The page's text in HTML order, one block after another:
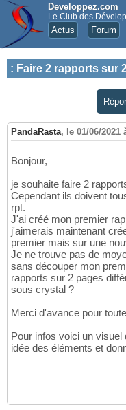
Developpez.com
Le Club des
Actus Forum
: Faire 2 rapports sur
PandaRasta, le 01/06/2021
Bonjour,
je souhaite faire 2
Cependant ils doivent
rpt.
J'ai créé mon premier
j'aimerais maintenant
premier mais sur une
Je ne trouve pas de
sans découper mon
rapports sur 2 pages
sous crystal ?
Merci d'avance pour
Pour infos voici un
idée des éléments et